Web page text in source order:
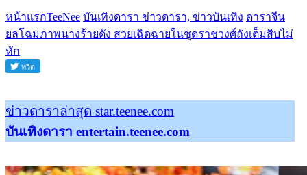
หน้าแรกTeeNee บันเทิงดารา ข่าวดารา, ข่าวบันเทิง ดาราจีน
ยลโฉมภาพนางร้ายดัง สวยเฉิดฉายในชุดราชวงศ์ถังเต็มสิบไม่
หัก
ข่าวดาราล่าสุด star.teenee.com
บันเทิงดารา entertain.teenee.com